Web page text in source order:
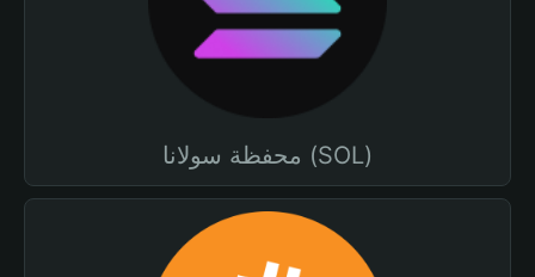
محفظة سولانا (SOL)